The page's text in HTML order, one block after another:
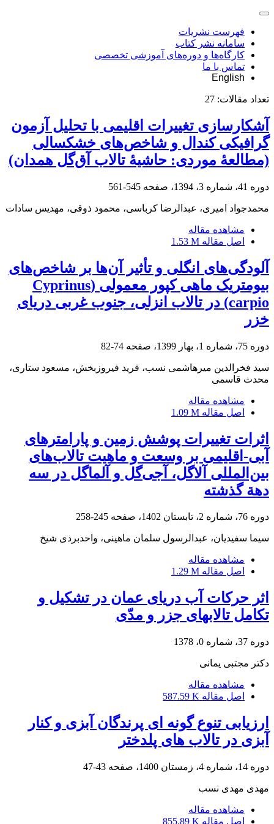
فهرست نشریات
سامانه نشر کتاب
کارگاه‌ها و دوره‌های آموزشی تخصصی
تماس با ما
English
تعداد مقالات: 27
آشکارسازی تغییرات اقلیمی با تحلیل آزمون
گرافیکی کندال و شاخص‌های خشکسالی
(مطالعۀ موردی: حاشیۀ تالاب آق‌گل همدان)
دوره 41، شماره 3، 1394، صفحه 545-561
محمدجواد امیری، عبدالرضا کرباسی، محمود ذوقی، مهدیس سادات
مشاهده مقاله
اصل مقاله 1.53 M
آلودگی‌های انگلی و تأثیر آن‌ها بر شاخص‌های
بیو‌متریک ماهی کپور معمولی (Cyprinus
carpio) در تالاب انزلی، جنوب غربی دریای
خزر
دوره 75، شماره 1، بهار 1399، صفحه 74-82
سید فخرالدین میرهاشمی نسب، فرید فیروزبخش، مسعود ستاری،
محدث قاسمی
مشاهده مقاله
اصل مقاله 1.09 M
اثرات تغییرات پوشش زمین و پارامترهای
آبی-اقلیمی بر وسعت و ماهیت تالاب‌های
بین‌المللی آلاگل، آجی‌گل و آلماگل در سه
دهة گذشته
دوره 76، شماره 2، تابستان 1402، صفحه 245-258
سیما سفیدیان، عبدالرسول سلمان ماهینی، واحدبردی شیخ
مشاهده مقاله
اصل مقاله 1.29 M
اثر حرکات آب دریای عمان در تشکیل و
تکامل تالابهای جزر و مدّی
دوره 37، شماره 0، 1378
دکتر مجتبی یمانی
مشاهده مقاله
اصل مقاله 587.59 K
ارزیابی تنوع گونه ای پرندگان آبزی و کنار
آبزی در تالاب های پلدختر
دوره 14، شماره 4، زمستان 1400، صفحه 43-47
مهدی مهدی نسب
مشاهده مقاله
اصل مقاله 855.89 K